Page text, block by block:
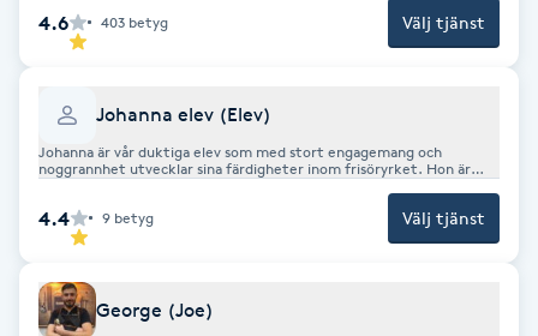
Hypnos
Hårborttagning
Hårförlängning
Hårvård
4.6 403 betyg Välj tjänst
Johanna elev (Elev)
Johanna är vår duktiga elev som med stort engagemang och
noggrannhet utvecklar sina färdigheter inom frisöryrket. Hon är
4.4 9 betyg Välj tjänst
George (Joe)